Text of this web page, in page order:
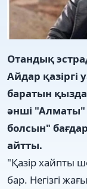
Отандық
Айдар қазіргі
баратын
әнші "Алматы"
болсын"
айтты.
"Қазір хайпты
бар. Негізгі